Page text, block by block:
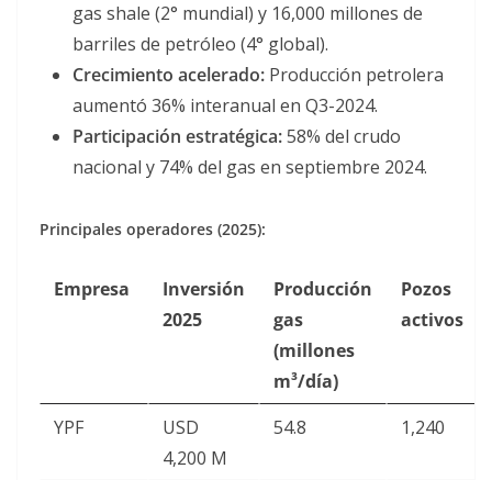
gas shale (2° mundial) y 16,000 millones de
barriles de petróleo (4° global).
Crecimiento acelerado: Producción petrolera
aumentó 36% interanual en Q3-2024.
Participación estratégica:58% del crudo
nacional y 74% del gas en septiembre 2024.
Principales operadores (2025):
Empresa
Inversión
2025
Producción
gas
(millones
m³/día)
Pozos
activos
YPF
USD
4,200 M
54.8 1,240